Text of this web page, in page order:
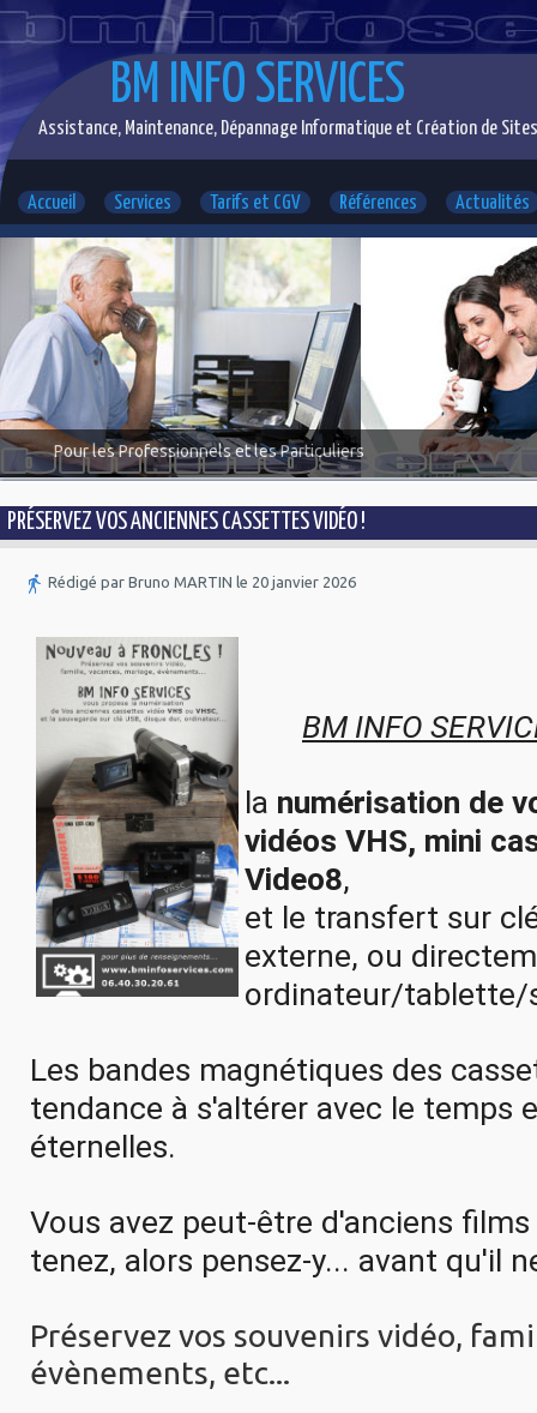
BM INFO SERVICES
Assistance, Maintenance, Dépannage Informatique et Création de
Accueil Services Tarifs et CGV Références Actualités
Pour les Professionnels et les Particuliers
PRÉSERVEZ VOS ANCIENNES CASSETTES VIDÉO !
Rédigé par Bruno MARTIN le 20 janvier 2026
BM INFO
la numérisation de
vidéos VHS, mini
Video8,
et le transfert sur
externe, ou
ordinateur/
Les bandes magnétiques des
tendance à s'altérer avec le temps
éternelles.
Vous avez peut-être d'anciens
tenez, alors pensez-y... avant qu'il
Préservez vos souvenirs vidéo,
évènements, etc...